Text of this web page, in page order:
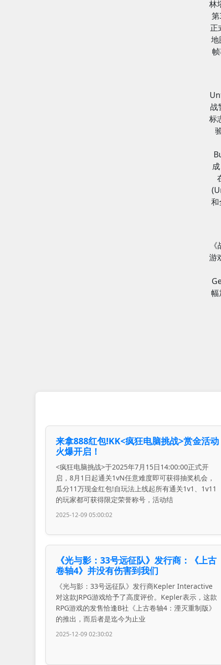
林
正
地
战
标
和
游
幅
来拿888红包!KK<疯狂电脑挑战>赏金活动
火爆开启！
<疯狂电脑挑战>于2025年7月15日14:00:00正式开
启，8月1日起通关1vN任意难度即可获得抽奖机会，
瓜分11万现金红包!自玩法上线起所有通关1v1、1v11
的玩家都可获得限定荣誉称号，活动结
2025-12-09 05:00:02
《光与影：33号远征队》发行商：《上古
卷轴4》并没有伤害到我们
《光与影：33号远征队》发行商Kepler Interactive
对这款JRPG游戏给予了高度评价。Kepler表示，这款
RPG游戏的发售恰逢B社《上古卷轴4：湮灭重制版》
的推出，而后者是迄今为止业
2025-12-09 02:30:02